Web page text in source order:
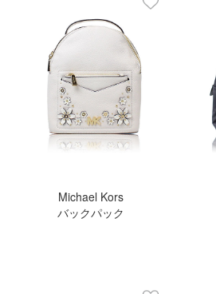
Michael Kors
バックパック